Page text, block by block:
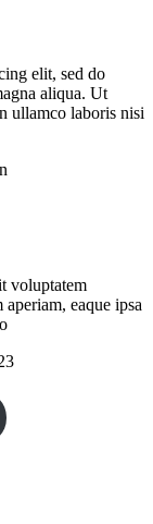
elit, sed do
aliqua. Ut
ullamco laboris nisi
voluptatem
eaque ipsa